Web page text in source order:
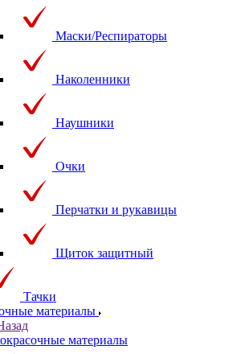
Маски/Респираторы
Наколенники
Наушники
Очки
Перчатки и рукавицы
Щиток защитный
Тачки
материалы
материалы